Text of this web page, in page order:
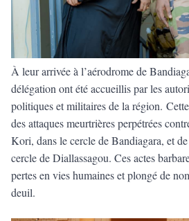
À leur arrivée à l’aérodrome de
délégation ont été accueillis par les
politiques et militaires de la région.
des attaques meurtrières perpétrées
Kori, dans le cercle de Bandiagara, et
cercle de Diallassagou. Ces actes
pertes en vies humaines et plongé de
deuil.